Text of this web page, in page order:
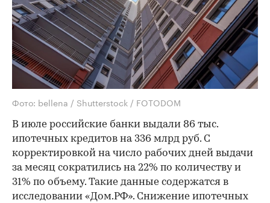
Фото: bellena / Shutterstock / FOTODOM
В июле российские банки выдали 86 тыс.
ипотечных кредитов на 336 млрд руб. С
корректировкой на число рабочих дней выдачи
за месяц сократились на 22% по количеству и
31% по объему. Такие данные содержатся в
исследовании «Дом.РФ». Снижение ипотечных